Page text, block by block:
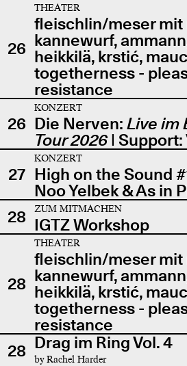
26
THEATER
fleischlin/meser mit
kannewurf,
heikkilä, krstić,
togetherness -
resistance
26
KONZERT
Die Nerven: Live im
Tour 2026| Support:
27
KONZERT
High on the Sound
Noo Yelbek & As in
28
ZUM MITMACHEN
IGTZ Workshop
28
THEATER
fleischlin/meser mit
kannewurf,
heikkilä, krstić,
togetherness -
resistance
28 Drag im Ring Vol. 4
by Rachel Harder